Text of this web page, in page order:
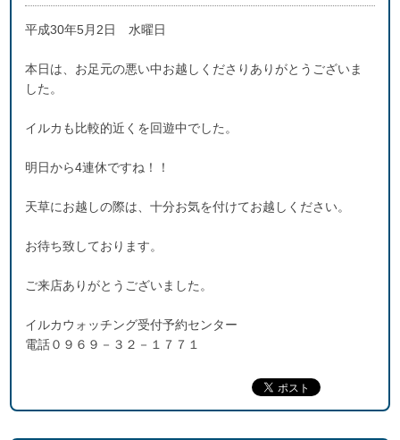
平成30年5月2日 水曜日
本日は、お足元の悪い中お越しくださりありがとうございま
した。
イルカも比較的近くを回遊中でした。
明日から4連休ですね！！
天草にお越しの際は、十分お気を付けてお越しください。
お待ち致しております。
ご来店ありがとうございました。
イルカウォッチング受付予約センター
電話０９６９－３２－１７７１